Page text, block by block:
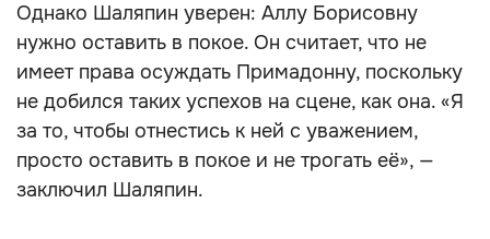
Однако Шаляпин уверен: Аллу Борисовну
нужно оставить в покое. Он считает, что не
имеет права осуждать Примадонну, поскольку
не добился таких успехов на сцене, как она. «Я
за то, чтобы отнестись к ней с уважением,
просто оставить в покое и не трогать её», —
заключил Шаляпин.